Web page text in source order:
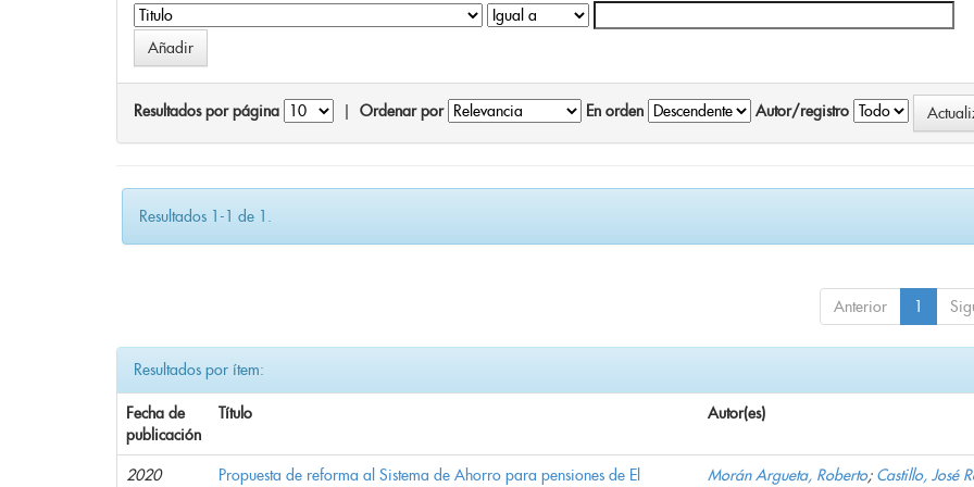
Resultados por página Ordenar por En orden Autor/registro
Resultados 1-1 de 1.
Anterior 1
Resultados por ítem:
Fecha de
publicación
Título Autor(es)
2020 Propuesta de reforma al Sistema de Ahorro para pensiones de El Morán Argueta, Roberto; Castillo, José